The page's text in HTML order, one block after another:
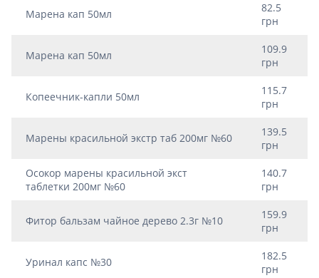
Марена кап 50мл
82.5
грн
Марена кап 50мл
109.9
грн
Копеечник-капли 50мл
115.7
грн
Марены красильной экстр таб 200мг №60
139.5
грн
Осокор марены красильной экст
таблетки 200мг №60
140.7
грн
Фитор бальзам чайное дерево 2.3г №10
159.9
грн
Уринал капс №30
182.5
грн